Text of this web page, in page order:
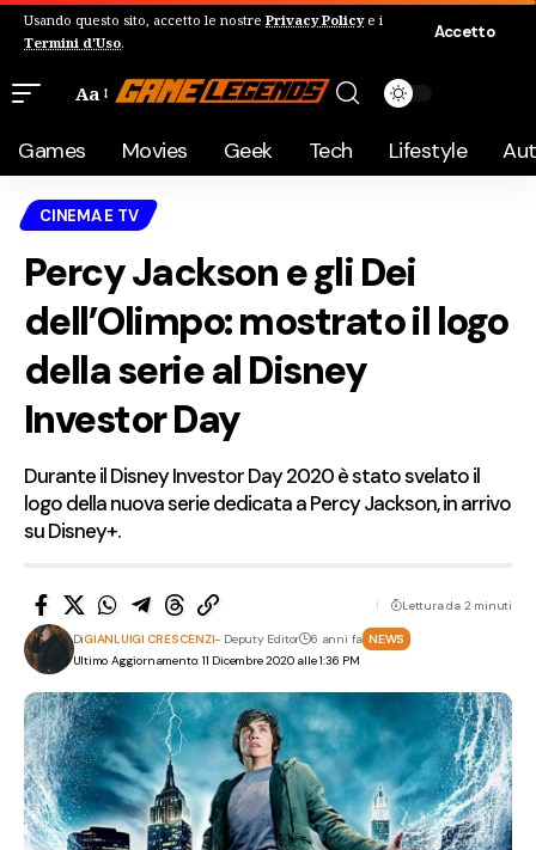
Usando questo sito, accetto le nostre Privacy Policye i
Termini d'Uso.
Accetto
Aa
Games Movies Geek Tech Lifestyle
CINEMA E TV
Percy Jackson e gli Dei
dell’Olimpo: mostrato il logo
della serie al Disney
Investor Day
Durante il Disney Investor Day 2020 è stato svelato il
logo della nuova serie dedicata a Percy Jackson, in arrivo
su Disney+.
Ultimo Aggiornamento: 11 Dicembre 2020 alle 1:36 PM
DiGIANLUIGI CRESCENZI- Deputy Editor 6 anni fa NEWS
Lettura da 2 minuti